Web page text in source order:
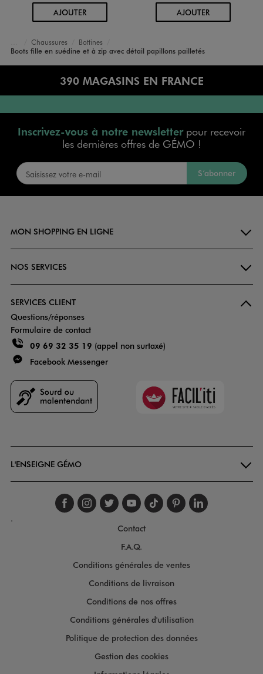
AJOUTERAU PANIER AJOUTERAU PANIER
Accueil
Fille
Chaussures
Bottines
Boots fille en suédine et à zip avec détail papillons pailletés
390 MAGASINS EN FRANCE
Inscrivez-vous à notre newsletterpour recevoir
les dernières offres de GÉMO !
S’abonner
MON SHOPPING EN LIGNE
NOS SERVICES
SERVICES CLIENT
Questions/réponses
Formulaire de contact
09 69 32 35 19 (appel non surtaxé)
Facebook Messenger
Faciliti
L'ENSEIGNE GÉMO
Suivez-nous sur
Suivez-nous sur
Suivez-nous sur
Suivez-nous
Suivez-nous
Suivez-
.
Contact
F.A.Q.
Conditions générales de ventes
Conditions de livraison
Conditions de nos offres
Conditions générales d'utilisation
Politique de protection des données
Gestion des cookies